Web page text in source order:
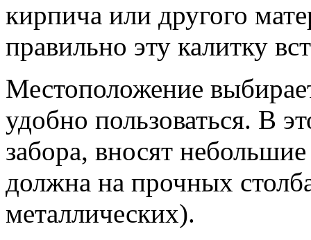
кирпича или другого
правильно эту калитку
Местоположение
удобно пользоваться. В
забора, вносят
должна на прочных
металлических).